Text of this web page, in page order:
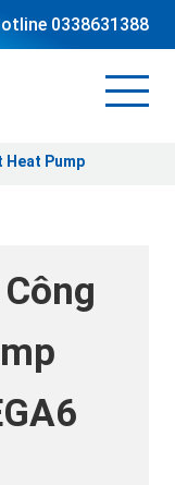
0338631388
Heat Pump